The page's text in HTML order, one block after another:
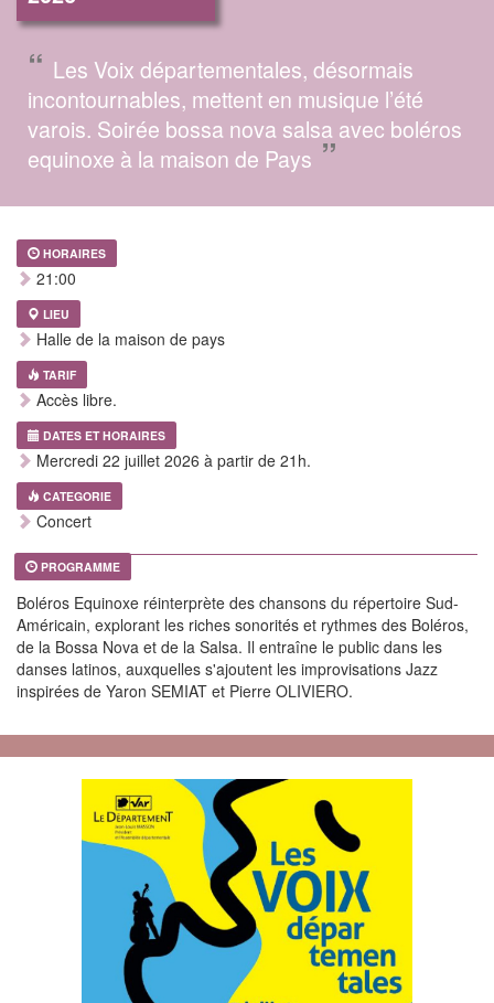
“ Les Voix départementales, désormais
incontournables, mettent en musique l’été
varois. Soirée bossa nova salsa avec boléros
equinoxe à la maison de Pays ”
HORAIRES
21:00
LIEU
Halle de la maison de pays
TARIF
Accès libre.
DATES ET HORAIRES
Mercredi 22 juillet 2026 à partir de 21h.
CATEGORIE
Concert
PROGRAMME
Boléros Equinoxe réinterprète des chansons du répertoire Sud-
Américain, explorant les riches sonorités et rythmes des Boléros,
de la Bossa Nova et de la Salsa. Il entraîne le public dans les
danses latinos, auxquelles s'ajoutent les improvisations Jazz
inspirées de Yaron SEMIAT et Pierre OLIVIERO.